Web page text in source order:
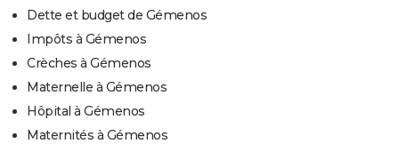
Dette et budget de Gémenos
Impôts à Gémenos
Crèches à Gémenos
Maternelle à Gémenos
Hôpital à Gémenos
Maternités à Gémenos